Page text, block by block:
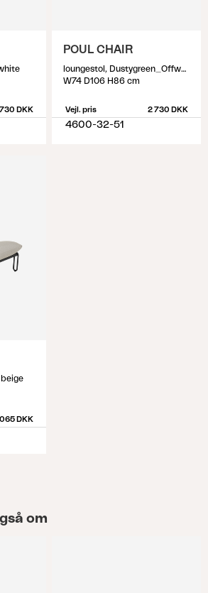
DKK
POUL CHAIR
loungestol, Dustygreen_Offwhite
W74 D106 H86 cm
Vejl. pris 2 730 DKK
4600-32-51
DKK
om